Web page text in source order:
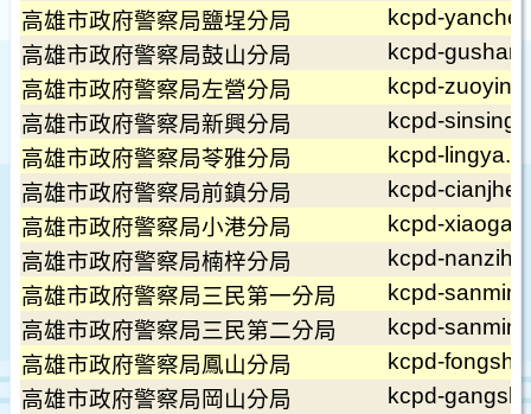
高雄市政府警察局鹽埕分局
kcpd-
高雄市政府警察局鼓山分局
kcpd-
高雄市政府警察局左營分局
kcpd-
高雄市政府警察局新興分局
kcpd-
高雄市政府警察局苓雅分局
kcpd-
高雄市政府警察局前鎮分局
kcpd-
高雄市政府警察局小港分局
kcpd-
高雄市政府警察局楠梓分局
kcpd-
高雄市政府警察局三民第一分局
kcpd-
高雄市政府警察局三民第二分局
kcpd-
高雄市政府警察局鳳山分局
kcpd-
高雄市政府警察局岡山分局
kcpd-